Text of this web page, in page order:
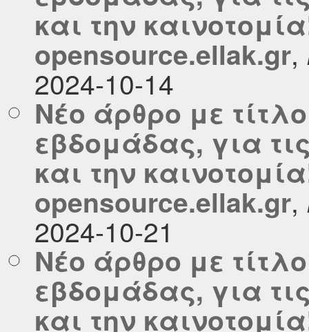
και την
opensource.ellak.gr,
2024-10-14
Νέο άρθρο με
εβδομάδας, για
και την
opensource.ellak.gr,
2024-10-21
Νέο άρθρο με
εβδομάδας, για
και την